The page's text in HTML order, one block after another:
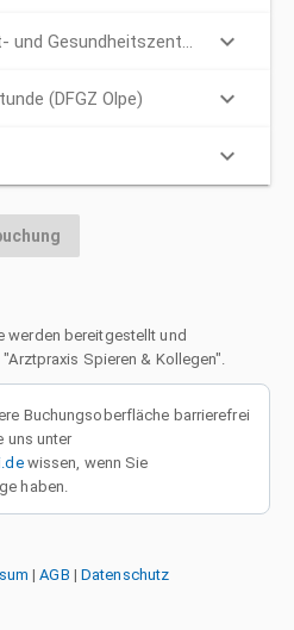
keyboard_arrow_down
(DFGZ Olpe) keyboard_arrow_down
keyboard_arrow_down
werden bereitgestellt und
Spieren & Kollegen".
Buchungsoberfläche barrierefrei
uns unter
wissen, wenn Sie
haben.
| AGB | Datenschutz